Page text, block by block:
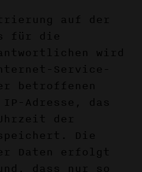
auf der
für die
wird
Service-
betroffenen
IP-Adresse, das
der
Die
Daten erfolgt
dass nur so